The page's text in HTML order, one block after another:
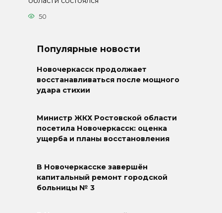
50
Популярные новости
Новочеркасск продолжает
восстанавливаться после мощного
удара стихии
Министр ЖКХ Ростовской области
посетила Новочеркасск: оценка
ущерба и планы восстановления
В Новочеркасске завершён
капитальный ремонт городской
больницы № 3